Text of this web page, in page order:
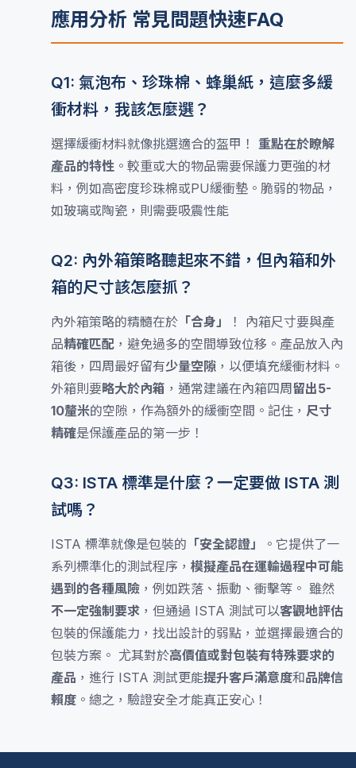
應用分析 常見問題快速FAQ
Q1: 氣泡布、珍珠棉、蜂巢紙，這麼多緩
衝材料，我該怎麼選？
選擇緩衝材料就像挑選適合的盔甲！ 重點在於瞭解
產品的特性 。較重或大的物品需要保護力更強的材
料，例如高密度珍珠棉或PU緩衝墊。脆弱的物品，
如玻璃或陶瓷，則需要吸震性能
Q2: 內外箱策略聽起來不錯，但內箱和外
箱的尺寸該怎麼抓？
內外箱策略的精髓在於 「合身」
！ 內箱尺寸要與產
品精確匹配 ，避免過多的空間導致位移。產品放入內
箱後，四周最好留有少量空隙 ，以便填充緩衝材料。
外箱則要略大於內箱 ，通常建議在內箱四周 留出5-
10釐米的空隙，作為額外的緩衝空間。記住， 尺寸
精確是保護產品的第一步！
Q3: ISTA 標準是什麼？一定要做 ISTA 測
試嗎？
ISTA 標準就像是包裝的 「安全認證」
。它提供了一
系列標準化的測試程序， 模擬產品在運輸過程中可能
遇到的各種風險 ，例如跌落、振動、衝擊等。 雖然
不一定強制要求 ，但通過 ISTA 測試可以客觀地評估
包裝的保護能力，找出設計的弱點，並選擇最適合的
包裝方案。 尤其對於高價值或對包裝有特殊要求的
產品 ，進行 ISTA 測試更能提升客戶滿意度和品牌信
賴度 。總之，驗證安全才能真正安心！